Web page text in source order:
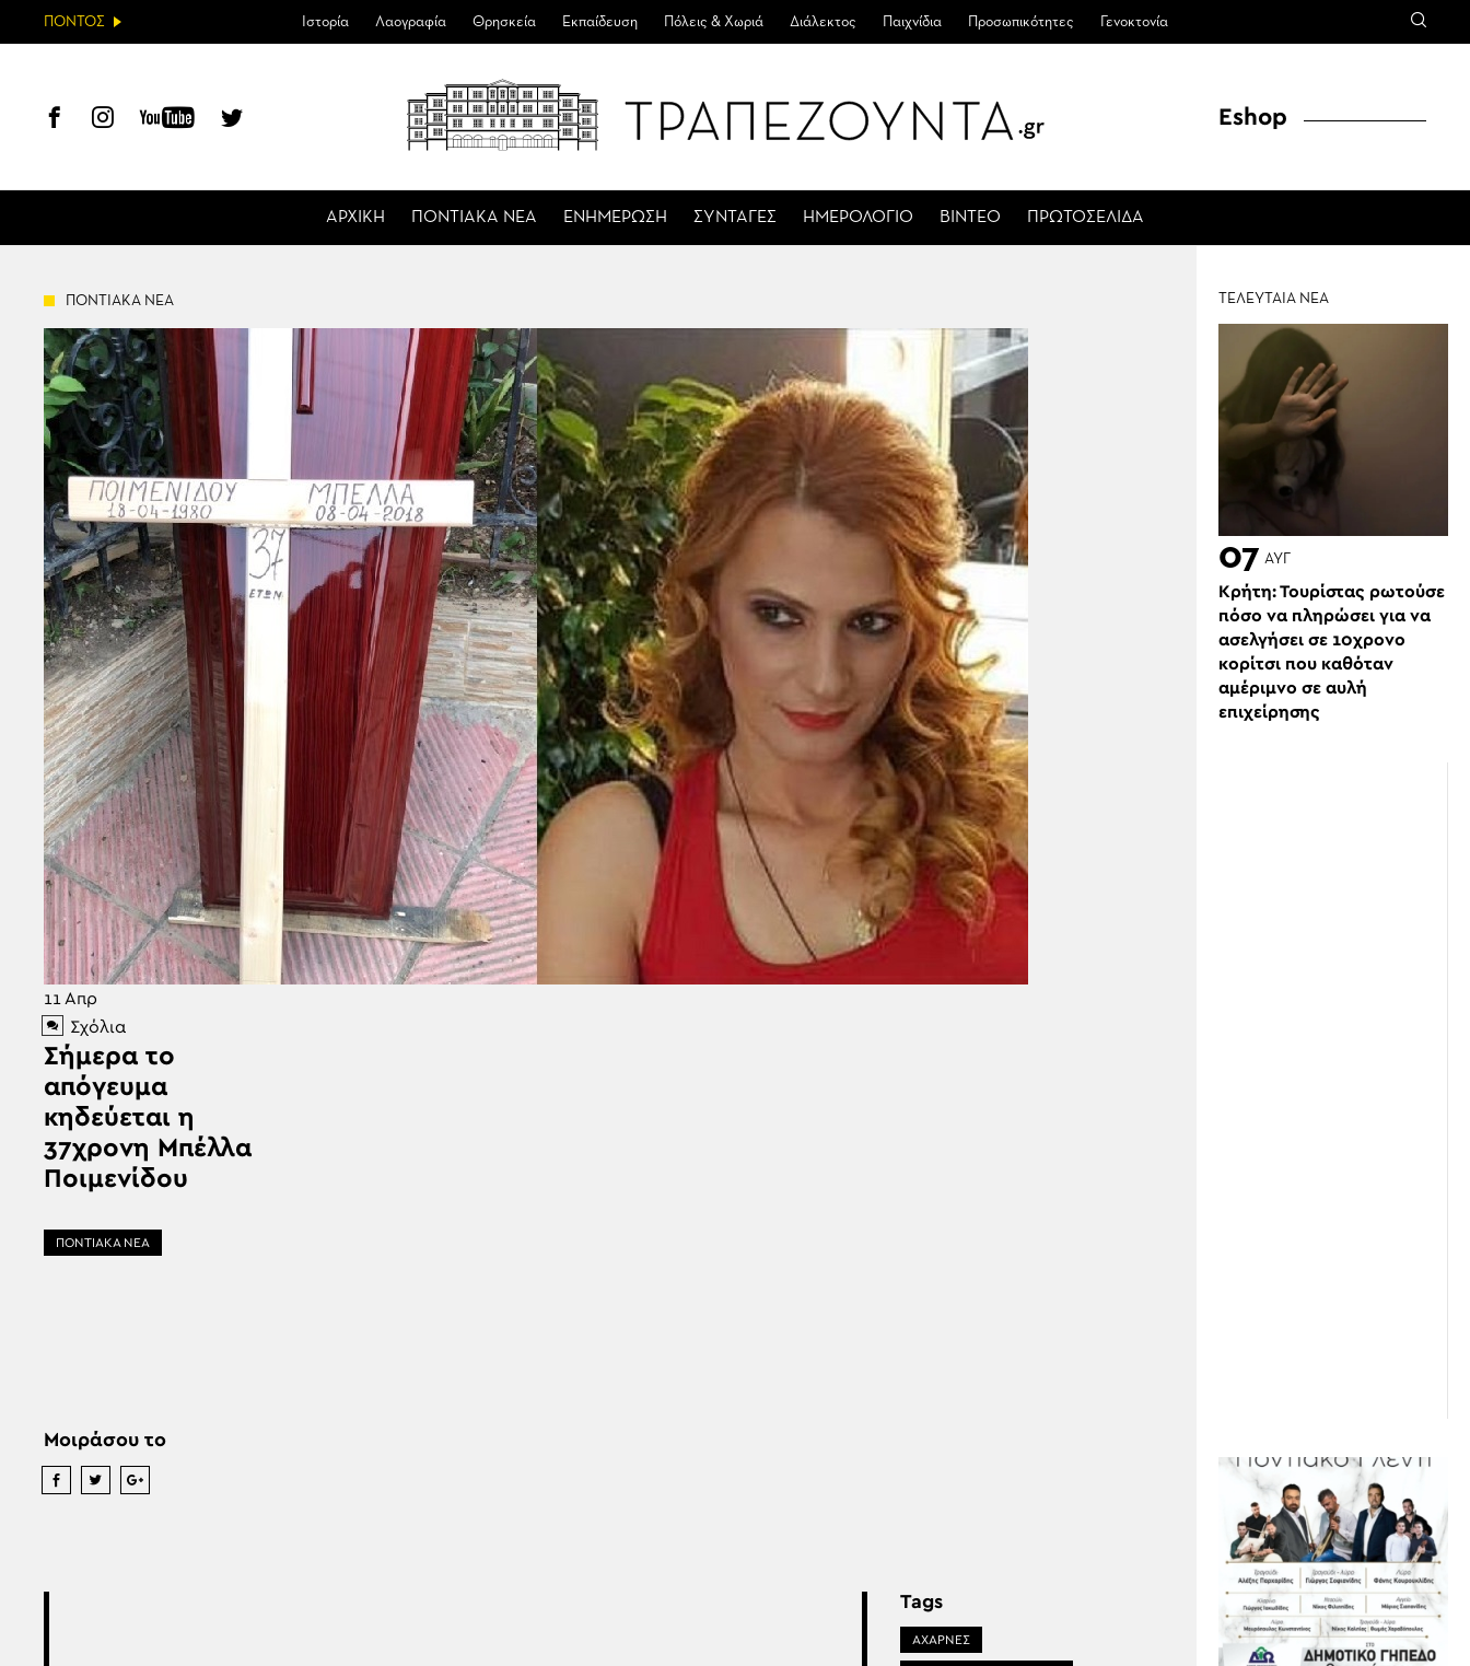
ΠΟΝΤΟΣ Ιστορία Λαογραφία Θρησκεία Εκπαίδευση Πόλεις & Χωριά Διάλεκτος Παιχνίδια Προσωπικότητες Γενοκτονία
ΑΡΧΙΚΗ ΠΟΝΤΙΑΚΑ ΝΕΑ ΕΝΗΜΕΡΩΣΗ ΣΥΝΤΑΓΕΣ ΗΜΕΡΟΛΟΓΙΟ ΒΙΝΤΕΟ ΠΡΩΤΟΣΕΛΙΔΑ
Eshop
ΠΟΝΤΙΑΚΑ ΝΕΑ
11 Απρ
Σχόλια
Σήμερα το
απόγευμα
κηδεύεται η
37χρονη Μπέλλα
Ποιμενίδου
ΠΟΝΤΙΑΚΑ ΝΕΑ
Μοιράσου το
Tags
ΑΧΑΡΝΕΣ
ΤΕΛΕΥΤΑΙΑ ΝΕΑ
07 ΑΥΓ
Κρήτη: Τουρίστας ρωτούσε
πόσο να πληρώσει για να
ασελγήσει σε 10χρονο
κορίτσι που καθόταν
αμέριμνο σε αυλή
επιχείρησης